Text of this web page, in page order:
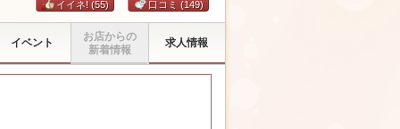
イイネ! (55) 口コミ (149)
イベント
お店からの
新着情報
求人情報